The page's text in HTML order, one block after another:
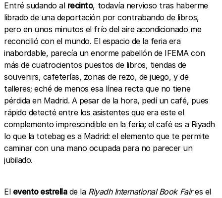
Entré sudando al recinto, todavía nervioso tras haberme
librado de una deportación por contrabando de libros,
pero en unos minutos el frío del aire acondicionado me
reconcilió con el mundo. El espacio de la feria era
inabordable, parecía un enorme pabellón de IFEMA con
más de cuatrocientos puestos de libros, tiendas de
souvenirs, cafeterías, zonas de rezo, de juego, y de
talleres; eché de menos esa línea recta que no tiene
pérdida en Madrid. A pesar de la hora, pedí un café, pues
rápido detecté entre los asistentes que era este el
complemento imprescindible en la feria; el café es a Riyadh
lo que la totebag es a Madrid: el elemento que te permite
caminar con una mano ocupada para no parecer un
jubilado.
El evento estrellade la Riyadh International Book Faires el